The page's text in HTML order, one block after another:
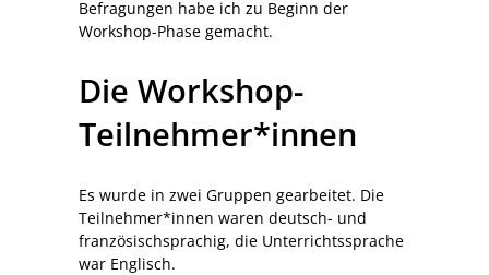
Befragungen habe ich zu Beginn der
Workshop-Phase gemacht.
Die Workshop-
Teilnehmer*innen
Es wurde in zwei Gruppen gearbeitet. Die
Teilnehmer*innen waren deutsch- und
französischsprachig, die Unterrichtssprache
war Englisch.